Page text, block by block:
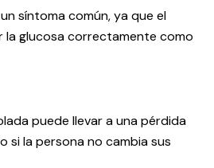
síntoma común, ya que el
la glucosa correctamente como
puede llevar a una pérdida
si la persona no cambia sus